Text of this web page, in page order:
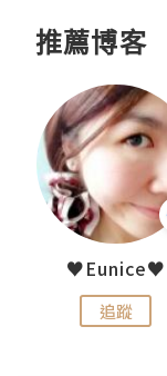
推薦博客
♥Eunice♥
追蹤